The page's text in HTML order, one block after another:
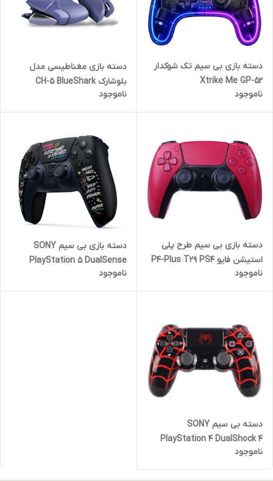
دسته بازی بی سیم تک شوکدار
Xtrike Me GP-52
ناموجود
دسته بازی مغناطیسی مدل
بلوشارک CH-5 BlueShark
ناموجود
دسته بازی بی سیم طرح پلی
استیشن فایو P4-Plus T29 PS4
/ PC
ناموجود
دسته بازی بی سیم SONY
PlayStation 5 DualSense
LeBron James
ناموجود
دسته بی سیم SONY
PlayStation 4 DualShock 4
6
ناموجود